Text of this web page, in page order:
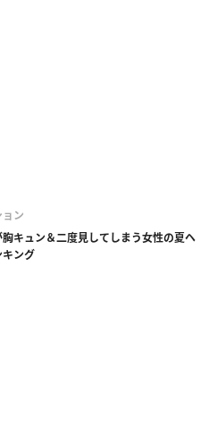
ン
胸キュン＆二度見してしまう女性の夏ヘ
キング